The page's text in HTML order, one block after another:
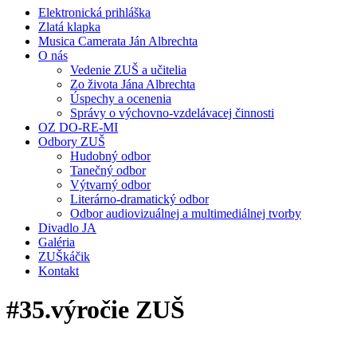
Elektronická prihláška
Zlatá klapka
Musica Camerata Ján Albrechta
O nás
Vedenie ZUŠ a učitelia
Zo života Jána Albrechta
Úspechy a ocenenia
Správy o výchovno-vzdelávacej činnosti
OZ DO-RE-MI
Odbory ZUŠ
Hudobný odbor
Tanečný odbor
Výtvarný odbor
Literárno-dramatický odbor
Odbor audiovizuálnej a multimediálnej tvorby
Divadlo JA
Galéria
ZUŠkáčik
Kontakt
#35.výročie ZUŠ